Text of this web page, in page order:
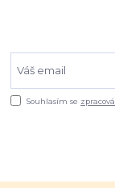
Souhlasím se